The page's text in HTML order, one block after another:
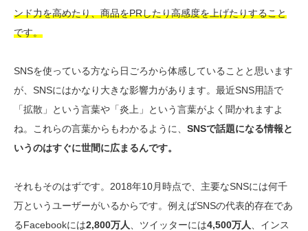
ンド力を高めたり、商品をPRしたり高感度を上げたりすること
です。
SNSを使っている方なら日ごろから体感していることと思います
が、SNSにはかなり大きな影響力があります。最近SNS用語で
「拡散」という言葉や「炎上」という言葉がよく聞かれますよ
ね。これらの言葉からもわかるように、 SNSで話題になる情報と
いうのはすぐに世間に広まるんです。
それもそのはずです。2018年10月時点で、主要なSNSには何千
万というユーザーがいるからです。例えばSNSの代表的存在であ
るFacebookには2,800万人 、ツイッターには4,500万人
、インス